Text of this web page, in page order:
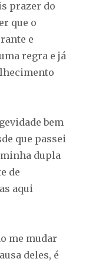
prazer do
que o
e
regra e já
bem
que passei
dupla
de
aqui
me mudar
deles, é